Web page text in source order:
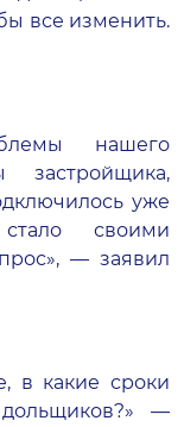
все изменить.
нашего
уже
своими
— заявил
в какие сроки
—